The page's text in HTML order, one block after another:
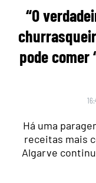
“O
pode comer
Há uma
receitas mais
Algarve